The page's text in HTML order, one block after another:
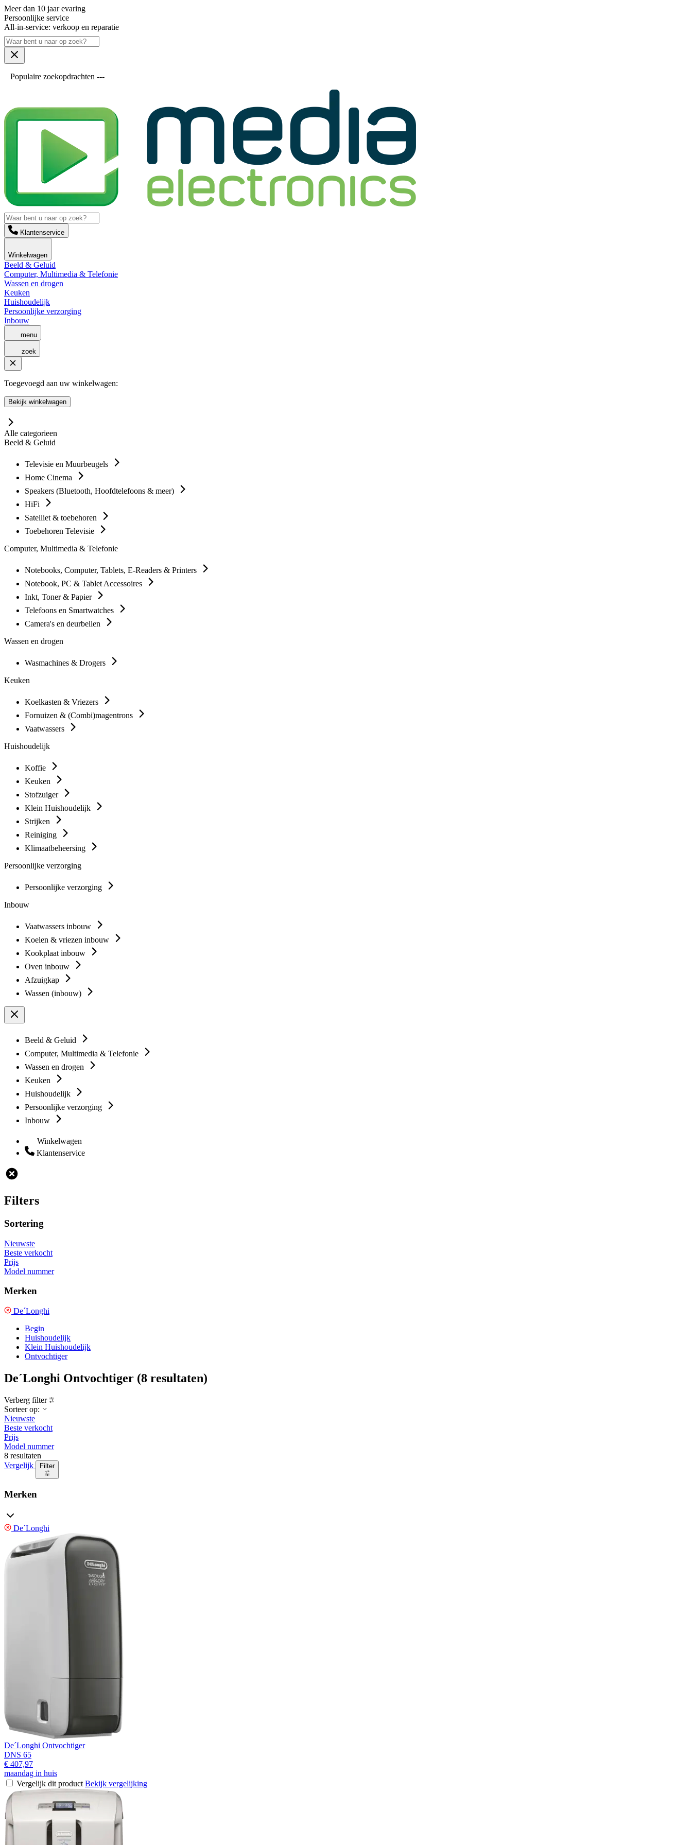
Meer dan 10 jaar evaring
Persoonlijke service
All-in-service: verkoop en reparatie
Populaire zoekopdrachten ---
Klantenservice
Winkelwagen
Beeld & Geluid
Computer, Multimedia & Telefonie
Wassen en drogen
Keuken
Huishoudelijk
Persoonlijke verzorging
Inbouw
menu
zoek
Toegevoegd aan uw winkelwagen:
Bekijk winkelwagen
Alle categorieen
Beeld & Geluid
Televisie en Muurbeugels
Home Cinema
Speakers (Bluetooth, Hoofdtelefoons & meer)
HiFi
Satelliet & toebehoren
Toebehoren Televisie
Computer, Multimedia & Telefonie
Notebooks, Computer, Tablets, E-Readers & Printers
Notebook, PC & Tablet Accessoires
Inkt, Toner & Papier
Telefoons en Smartwatches
Camera's en deurbellen
Wassen en drogen
Wasmachines & Drogers
Keuken
Koelkasten & Vriezers
Fornuizen & (Combi)magentrons
Vaatwassers
Huishoudelijk
Koffie
Keuken
Stofzuiger
Klein Huishoudelijk
Strijken
Reiniging
Klimaatbeheersing
Persoonlijke verzorging
Persoonlijke verzorging
Inbouw
Vaatwassers inbouw
Koelen & vriezen inbouw
Kookplaat inbouw
Oven inbouw
Afzuigkap
Wassen (inbouw)
Beeld & Geluid
Computer, Multimedia & Telefonie
Wassen en drogen
Keuken
Huishoudelijk
Persoonlijke verzorging
Inbouw
Winkelwagen
Klantenservice
Filters
Sortering
Nieuwste
Beste verkocht
Prijs
Model nummer
Merken
De´Longhi
Begin
Huishoudelijk
Klein Huishoudelijk
Ontvochtiger
De´Longhi Ontvochtiger (8 resultaten)
Verberg filter
Sorteer op:
Nieuwste
Beste verkocht
Prijs
Model nummer
8 resultaten
Vergelijk
Filter
Merken
De´Longhi
De´Longhi Ontvochtiger
DNS 65
€ 407,97
maandag in huis
Vergelijk dit product Bekijk vergelijking